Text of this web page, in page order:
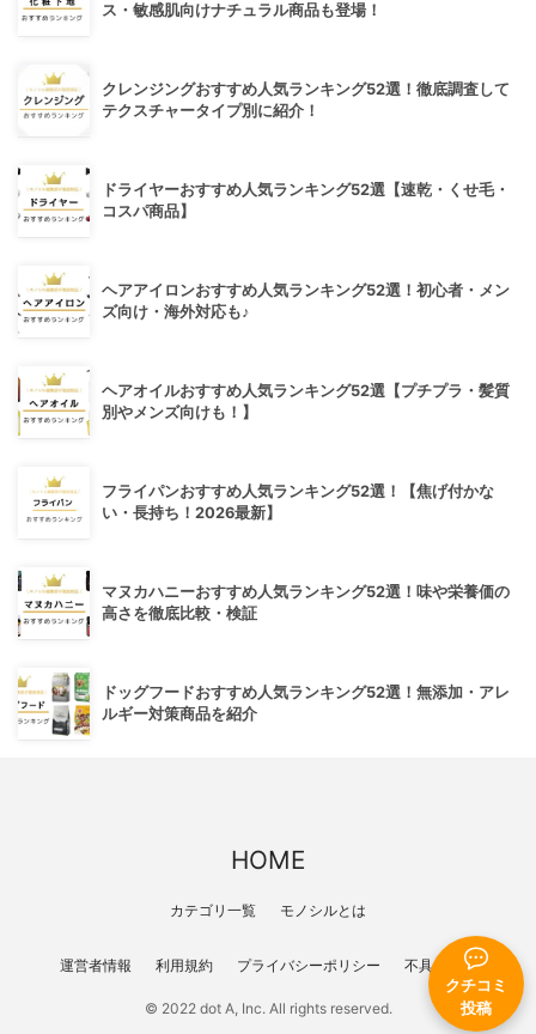
クチコミ
投稿
ス・敏感肌向けナチュラル商品も登場！
クレンジングおすすめ人気ランキング52選！徹底調査して
テクスチャータイプ別に紹介！
ドライヤーおすすめ人気ランキング52選【速乾・くせ毛・
コスパ商品】
ヘアアイロンおすすめ人気ランキング52選！初心者・メン
ズ向け・海外対応も♪
ヘアオイルおすすめ人気ランキング52選【プチプラ・髪質
別やメンズ向けも！】
フライパンおすすめ人気ランキング52選！【焦げ付かな
い・長持ち！2026最新】
マヌカハニーおすすめ人気ランキング52選！味や栄養価の
高さを徹底比較・検証
ドッグフードおすすめ人気ランキング52選！無添加・アレ
ルギー対策商品を紹介
HOME
カテゴリ一覧 モノシルとは
運営者情報 利用規約 プライバシーポリシー 不具合報告
© 2022 dot A, Inc. All rights reserved.